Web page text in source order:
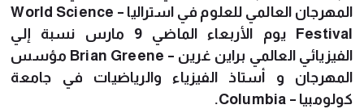
المهرجان العالمي للعلوم في استراليا – World Science
Festival يوم الأربعاء الماضي 9 مارس نسبة إلي
الفيزيائي العالمي براين غرين – Brian Greene مؤسس
المهرجان و أستاذ الفيزياء والرياضيات في جامعة
كولومبيا – Columbia.